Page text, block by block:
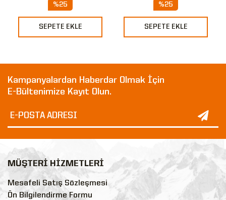
%25
SEPETE EKLE
%25
SEPETE EKLE
Kampanyalardan Haberdar Olmak İçin
E-Bültenimize Kayıt Olun.
MÜŞTERİ HİZMETLERİ
Mesafeli Satış Sözleşmesi
Ön Bilgilendirme Formu